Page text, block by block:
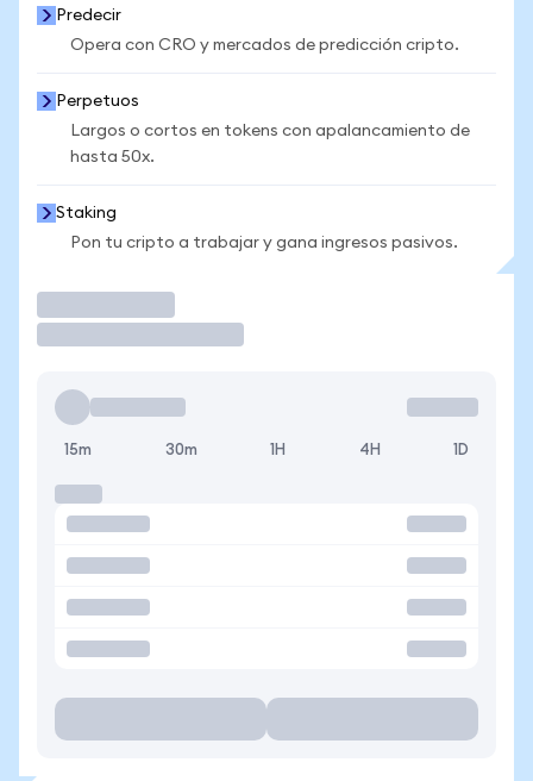
Predecir
Opera con CRO y mercados de predicción cripto.
Perpetuos
Largos o cortos en tokens con apalancamiento de
hasta 50x.
Staking
Pon tu cripto a trabajar y gana ingresos pasivos.
15m 30m 1H 4H 1D